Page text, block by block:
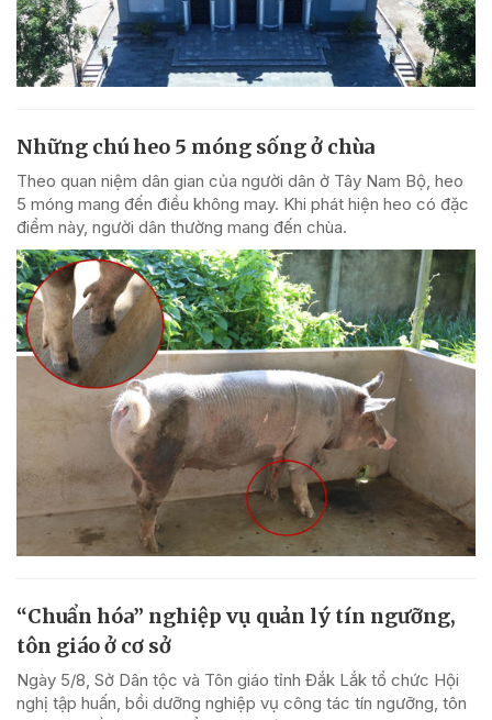
Những chú heo 5 móng sống ở chùa
Theo quan niệm dân gian của người dân ở Tây Nam Bộ, heo
5 móng mang đến điều không may. Khi phát hiện heo có đặc
điểm này, người dân thường mang đến chùa.
“Chuẩn hóa” nghiệp vụ quản lý tín ngưỡng,
tôn giáo ở cơ sở
Ngày 5/8, Sở Dân tộc và Tôn giáo tỉnh Đắk Lắk tổ chức Hội
nghị tập huấn, bồi dưỡng nghiệp vụ công tác tín ngưỡng, tôn